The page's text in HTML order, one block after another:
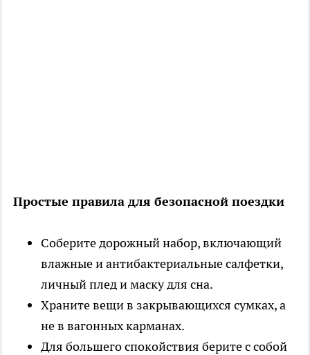
Простые правила для безопасной поездки
Соберите дорожный набор, включающий
влажные и антибактериальные салфетки,
личный плед и маску для сна.
Храните вещи в закрывающихся сумках, а
не в вагонных карманах.
Для большего спокойствия берите с собой